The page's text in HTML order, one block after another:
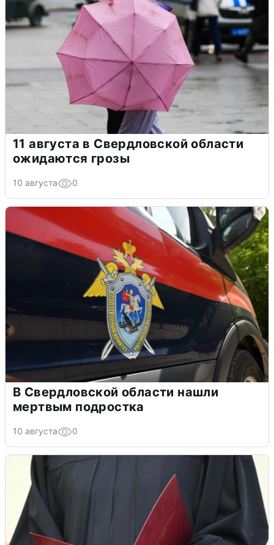
11 августа в Свердловской области
ожидаются грозы
10 августа 0
В Свердловской области нашли
мертвым подростка
10 августа 0